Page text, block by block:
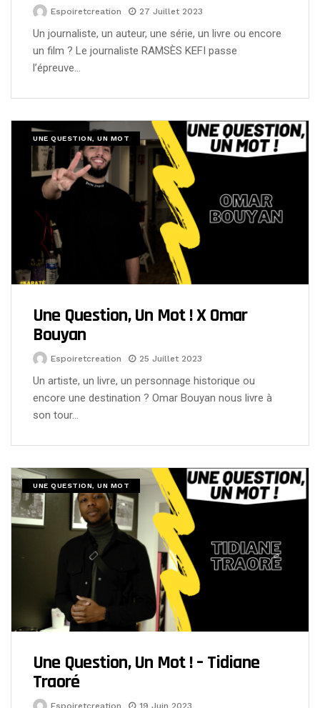
Espoiretcreation 27 Juillet 2023
Un journaliste, un auteur, une série, un livre ou encore
un film ? Le journaliste RAMSÈS KEFI passe
l’épreuve…
UNE QUESTION, UN MOT
Une Question, Un Mot ! X Omar
Bouyan
Espoiretcreation 25 Juillet 2023
Un artiste, un livre, un personnage historique ou
encore une destination ? Omar Bouyan nous livre à
son tour…
UNE QUESTION, UN MOT
Une Question, Un Mot ! – Tidiane
Traoré
Espoiretcreation 19 Juin 2023